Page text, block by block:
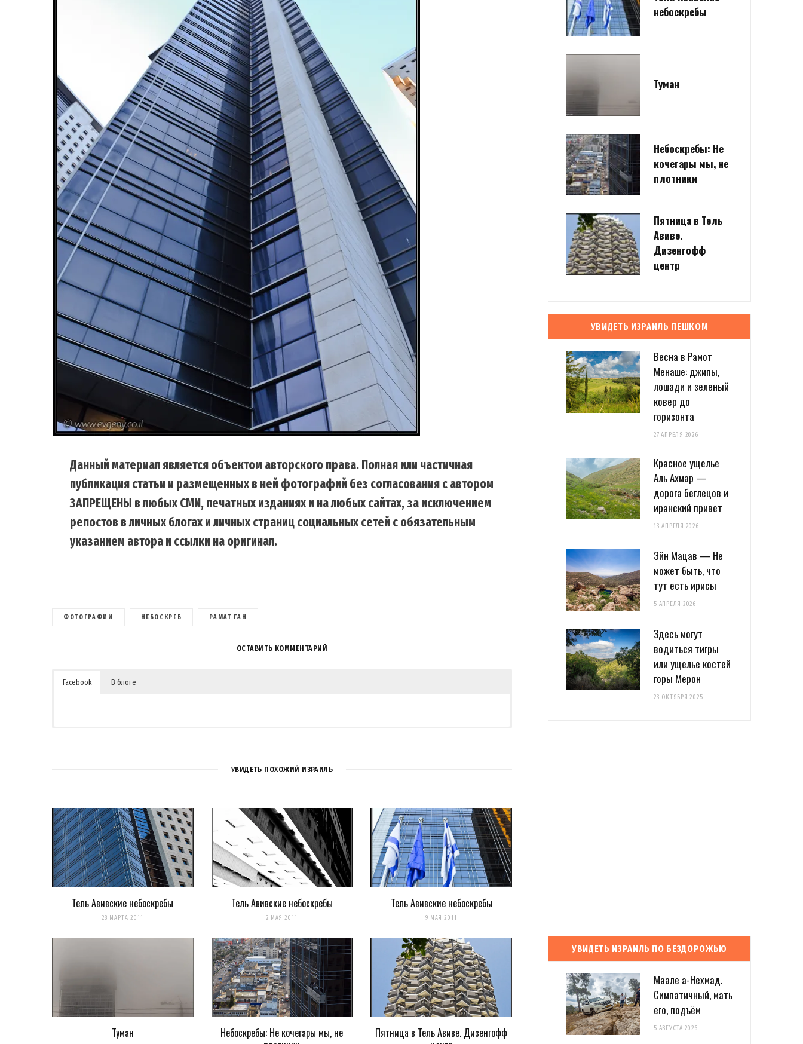
Данный материал является объектом авторского права. Полная или частичная
публикация статьи и размещенных в ней фотографий без согласования с автором
ЗАПРЕЩЕНЫ в любых СМИ, печатных изданиях и на любых сайтах, за исключением
репостов в личных блогах и личных страниц социальных сетей с обязательным
указанием автора и ссылки на оригинал.
ФОТОГРАФИИ НЕБОСКРЕБ РАМАТ ГАН
ОСТАВИТЬ КОММЕНТАРИЙ
Facebook В блоге
Сохранить моё имя, email и адрес сайта в этом браузере для последующих моих комментариев.
Уведомить меня о новых комментариях по email.
Оповещать о новых комментариях. А можно простоподписаться на комментарии
УВИДЕТЬ ПОХОЖИЙ ИЗРАИЛЬ
Тель Авивские небоскребы
28 МАРТА 2011
Тель Авивские небоскребы
2 МАЯ 2011
Тель Авивские небоскребы
9 МАЯ 2011
Туман
Небоскребы: Не кочегары мы, не
Пятница в Тель Авиве. Дизенгофф
небоскребы
Туман
Небоскребы: Не
кочегары мы, не
плотники
Пятница в Тель
Авиве.
Дизенгофф
центр
УВИДЕТЬ ИЗРАИЛЬ ПЕШКОМ
Весна в Рамот
Менаше: джипы,
лошади и зеленый
ковер до
горизонта
27 АПРЕЛЯ 2026
Красное ущелье
Аль Ахмар —
дорога беглецов и
иранский привет
13 АПРЕЛЯ 2026
Эйн Мацав — Не
может быть, что
тут есть ирисы
5 АПРЕЛЯ 2026
Здесь могут
водиться тигры
или ущелье костей
горы Мерон
23 ОКТЯБРЯ 2025
УВИДЕТЬ ИЗРАИЛЬ ПО БЕЗДОРОЖЬЮ
Маале а-Нехмад.
Симпатичный, мать
его, подъём
5 АВГУСТА 2026